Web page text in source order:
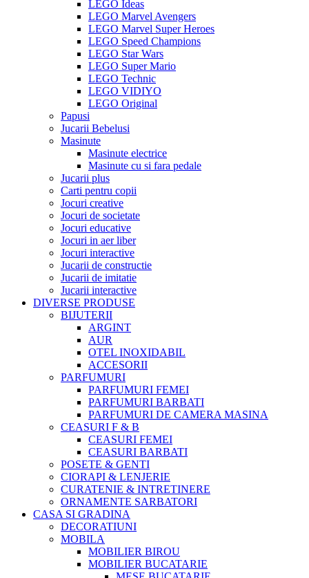
LEGO Ideas
LEGO Marvel Avengers
LEGO Marvel Super Heroes
LEGO Speed Champions
LEGO Star Wars
LEGO Super Mario
LEGO Technic
LEGO VIDIYO
LEGO Original
Papusi
Jucarii Bebelusi
Masinute
Masinute electrice
Masinute cu si fara pedale
Jucarii plus
Carti pentru copii
Jocuri creative
Jocuri de societate
Jocuri educative
Jocuri in aer liber
Jocuri interactive
Jucarii de constructie
Jucarii de imitatie
Jucarii interactive
DIVERSE PRODUSE
BIJUTERII
ARGINT
AUR
OTEL INOXIDABIL
ACCESORII
PARFUMURI
PARFUMURI FEMEI
PARFUMURI BARBATI
PARFUMURI DE CAMERA MASINA
CEASURI F & B
CEASURI FEMEI
CEASURI BARBATI
POSETE & GENTI
CIORAPI & LENJERIE
CURATENIE & INTRETINERE
ORNAMENTE SARBATORI
CASA SI GRADINA
DECORATIUNI
MOBILA
MOBILIER BIROU
MOBILIER BUCATARIE